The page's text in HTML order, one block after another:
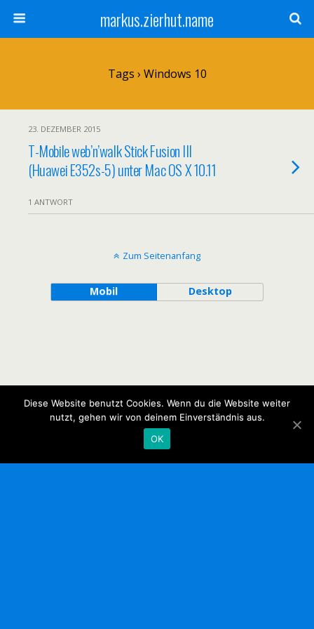
markus.zierhut.name
Tags › Windows 10
23. DEZEMBER 2015
T-Mobile web’n’walk Stick Fusion III
(Huawei E352s-5) unter Mac OS X 10.11
1 ANTWORT
Zum Seitenanfang
Mobil Desktop
Diese Website benutzt Cookies. Wenn du die Website weiter
nutzt, gehen wir von deinem Einverständnis aus.
OK